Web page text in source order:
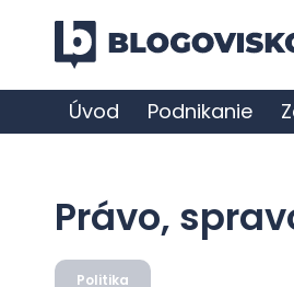
Úvod Podnikanie
Právo,
Politika